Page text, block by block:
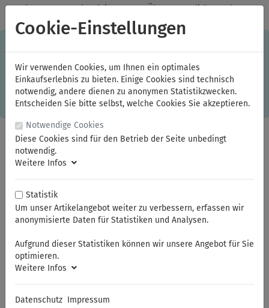
✓Jeden Monat starke Aktionen ✓Über 20 Qualitätsmarken ✓
Kostenlose Lieferung im Inland ab 150,00 Euro Bruttowarenwert
Einkaufserlebnis. Dabei werden beispielsweise die Session-
Informationen oder die Spracheinstellung auf Ihrem Rechner
gespeichert. Ohne Cookies ist der Funktionsumfang des
Online-Shops eingeschränkt. Sind Sie damit nicht
einverstanden, klicken Sie bitte hier.
Sommerferien
Sehr geehrte Kunden,
Cookie-Einstellungen
Wir verwenden Cookies, um Ihnen ein optimales
Einkaufserlebnis zu bieten. Einige Cookies sind technisch
notwendig, andere dienen zu anonymen Statistikzwecken.
Entscheiden Sie bitte selbst, welche Cookies Sie akzeptieren.
Notwendige Cookies
Diese Cookies sind für den Betrieb der Seite unbedingt
notwendig.
Weitere Infos
Statistik
Um unser Artikelangebot weiter zu verbessern, erfassen wir
anonymisierte Daten für Statistiken und Analysen.
Aufgrund dieser Statistiken können wir unsere Angebot für Sie
optimieren.
Weitere Infos
Datenschutz Impressum